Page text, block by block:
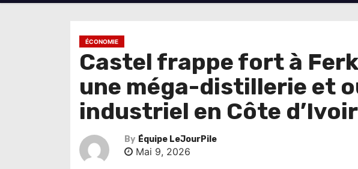
ÉCONOMIE
Castel frappe fort à
une méga-distillerie et
industriel en Côte
By Équipe LeJourPile
Mai 9, 2026